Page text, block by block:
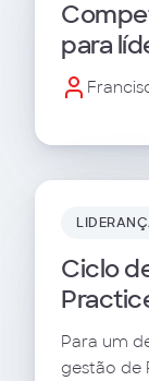
para
Ciclo
Para um
gestão de